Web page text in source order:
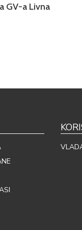
GV-a Livna